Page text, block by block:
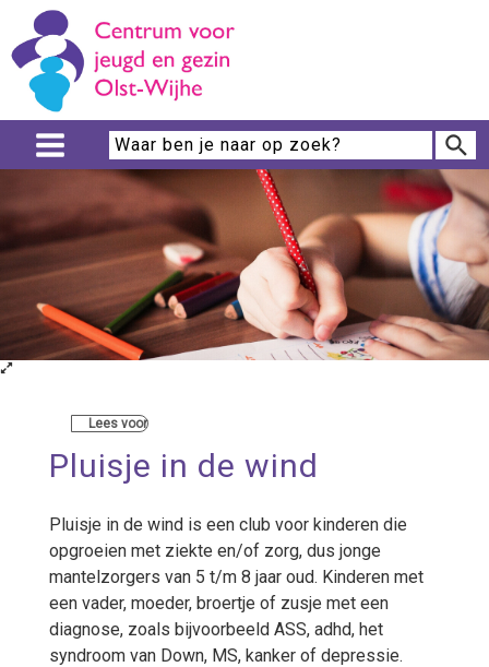
Lees voor
Pluisje in de wind
Pluisje in de wind is een club voor kinderen die
opgroeien met ziekte en/of zorg, dus jonge
mantelzorgers van 5 t/m 8 jaar oud. Kinderen met
een vader, moeder, broertje of zusje met een
diagnose, zoals bijvoorbeeld ASS, adhd, het
syndroom van Down, MS, kanker of depressie.